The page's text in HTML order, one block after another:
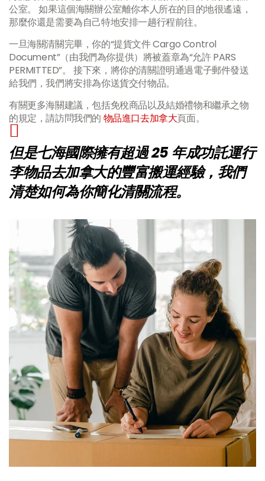
公室。 如果這個海關辦公室離你本人所在的目的地很遙遠，
那麼你還是需要為自己特地安排一趟行程前往。
一旦海關清關完畢，你的“提貨文件 Cargo Control
Document”（由我們為你提供）將被蓋章為“允許 PARS
PERMITTED”。 接下來，將你的清關證明通過電子郵件發送
給我們，我們將安排為你送貨交付物品。
有關更多海關建議，包括免稅商品以及結婚禮物和繼承之物
的規定，請訪問我們的 物品進口去加拿大頁面。
但是七海國際擁有超過 25 年成功託運行
李物品去加拿大的豐富搬運經驗，我們
清楚如何為你簡化清關流程。